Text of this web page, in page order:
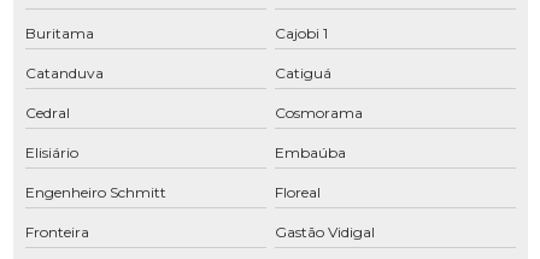
Compressor rotativo parafuso
Compressor rotativo preço
Compressor tipo parafuso
Compressores para alugar
Buritama Cajobi 1
Catanduva Catiguá
Cedral Cosmorama
Elisiário Embaúba
Engenheiro Schmitt Floreal
Fronteira Gastão Vidigal